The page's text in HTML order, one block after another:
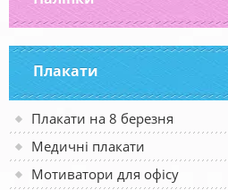
Плакати
Плакати на 8 березня
Медичні плакати
Мотиватори для офісу